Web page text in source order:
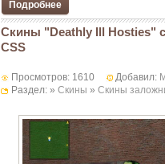
Подробнее
Скины "Deathly Ill Hosties"
CSS
Просмотров: 1610 Добавил:
Раздел: » Скины » Скины